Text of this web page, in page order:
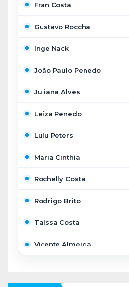
Fran Costa
Gustavo Roccha
Inge Nack
João Paulo Penedo
Juliana Alves
Leíza Penedo
Lulu Peters
Maria Cinthia
Rochelly Costa
Rodrigo Brito
Taíssa Costa
Vicente Almeida